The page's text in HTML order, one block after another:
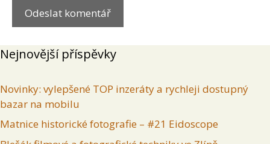
Nejnovější příspěvky
Novinky: vylepšené TOP inzeráty a rychleji dostupný
bazar na mobilu
Matnice historické fotografie – #21 Eidoscope